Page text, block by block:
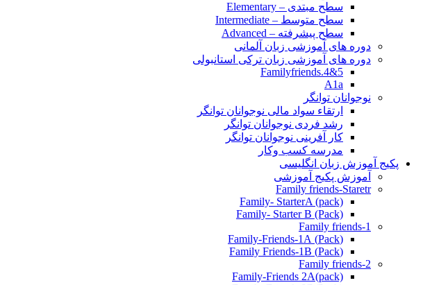
سطح مبتدی – Elementary
سطح متوسط – Intermediate
سطح پیشرفته – Advanced
دوره های آموزشی زبان آلمانی
دوره های آموزشی زبان ترکی استانبولی
Familyfriends.4&5
A1a
نوجوانان توانگر
ارتقاء سواد مالی نوجوانان توانگر
رشد فردی نوجوانان توانگر
کار آفرینی نوجوانان توانگر
مدرسه کسب وکار
پکیج آموزش زبان انگلیسی
آموزش پکیج آموزشی
Family friends-Staretr
Family- StarterA (pack)
Family- Starter B (Pack)
Family friends-1
(Pack) Family-Friends-1A
(Pack) Family Friends-1B
Family friends-2
Family-Friends 2A(pack)